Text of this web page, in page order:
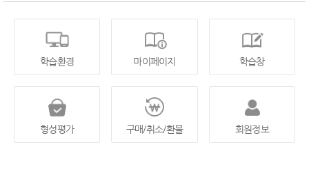
학습환경 마이페이지 학습창
형성평가 구매/취소/환불 회원정보